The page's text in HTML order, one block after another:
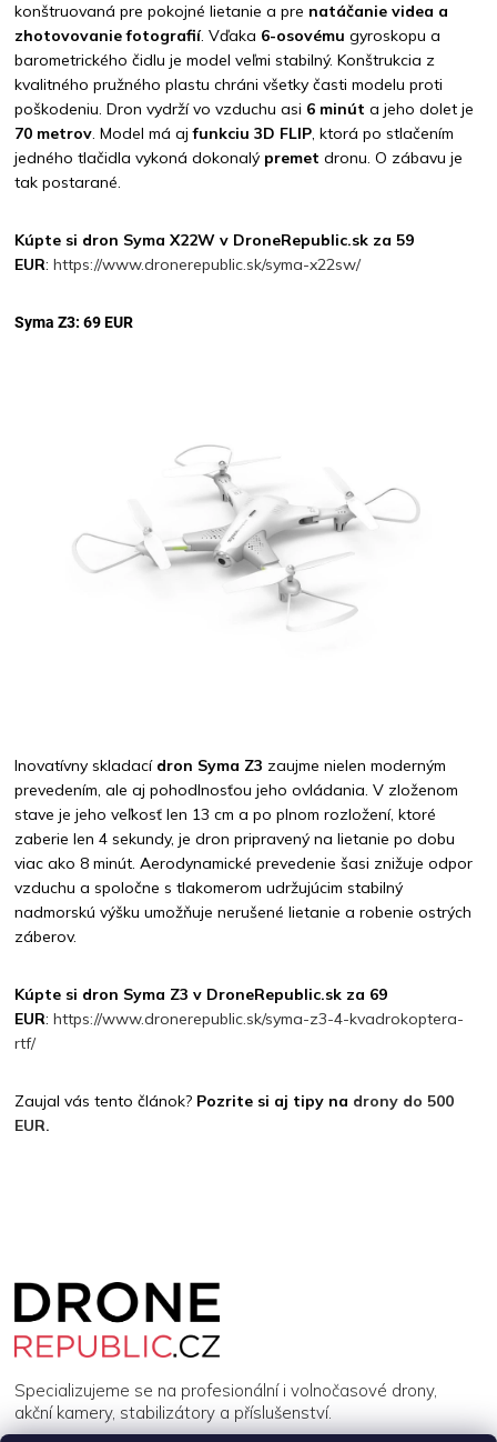
konštruovaná pre pokojné lietanie a pre natáčanie videa a
zhotovovanie fotografií. Vďaka 6-osovému gyroskopu a
barometrického čidlu je model veľmi stabilný. Konštrukcia z
kvalitného pružného plastu chráni všetky časti modelu proti
poškodeniu. Dron vydrží vo vzduchu asi 6 minút a jeho dolet je
70 metrov. Model má ajfunkciu 3D FLIP, ktorá po stlačením
jedného tlačidla vykoná dokonalý premet dronu. O zábavu je
tak postarané.
Kúpte si dron Syma X22W v DroneRepublic.sk za 59
EUR: https://www.dronerepublic.sk/syma-x22sw/
Syma Z3: 69 EUR
Inovatívny skladací dron Syma Z3 zaujme nielen moderným
prevedením, ale aj pohodlnosťou jeho ovládania. V zloženom
stave je jeho veľkosť len 13 cm a po plnom rozložení, ktoré
zaberie len 4 sekundy, je dron pripravený na lietanie po dobu
viac ako 8 minút. Aerodynamické prevedenie šasi znižuje odpor
vzduchu a spoločne s tlakomerom udržujúcim stabilný
nadmorskú výšku umožňuje nerušené lietanie a robenie ostrých
záberov.
Kúpte si dron Syma Z3 v DroneRepublic.sk za 69
EUR: https://www.dronerepublic.sk/syma-z3-4-kvadrokoptera-
rtf/
Zaujal vás tento článok? Pozrite si aj tipy na drony do 500
EUR.
Specializujeme se na profesionální i volnočasové drony,
akční kamery, stabilizátory a příslušenství.